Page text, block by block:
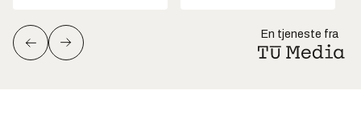
En tjeneste fra